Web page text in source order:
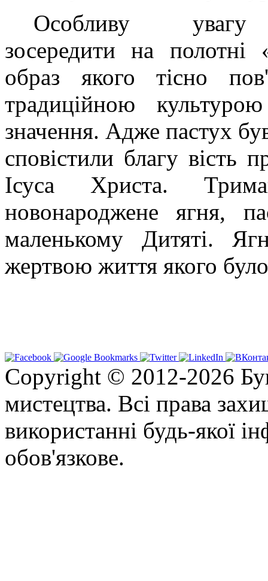
Особливу
зосередити на полотні
образ якого тісно
традиційною
значення. Адже пастух
сповістили благу
Ісуса Христа.
новонароджене ягня,
маленькому Дитяті.
жертвою життя якого
Copyright © 2012-2026
мистецтва. Всі права
використанні будь-якої
обов'язкове.